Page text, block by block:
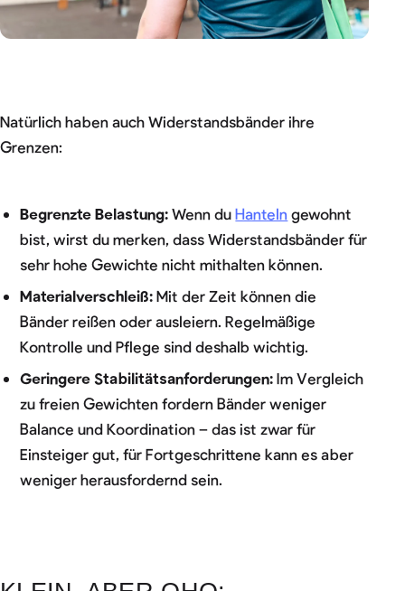
Natürlich haben auch Widerstandsbänder ihre
Grenzen:
Begrenzte Belastung:Wenn duHanteln gewohnt
bist, wirst du merken, dass Widerstandsbänder für
sehr hohe Gewichte nicht mithalten können.
Materialverschleiß:Mit der Zeit können die
Bänder reißen oder ausleiern. Regelmäßige
Kontrolle und Pflege sind deshalb wichtig.
Geringere Stabilitätsanforderungen:Im Vergleich
zu freien Gewichten fordern Bänder weniger
Balance und Koordination – das ist zwar für
Einsteiger gut, für Fortgeschrittene kann es aber
weniger herausfordernd sein.